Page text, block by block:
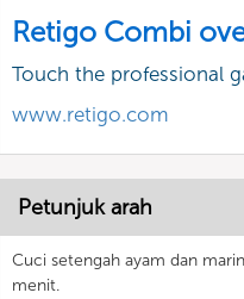
Retigo Combi
Touch the professional
www.retigo.com
Petunjuk arah
Cuci setengah ayam dan
menit.